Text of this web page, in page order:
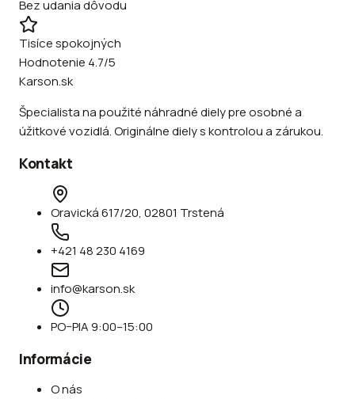
Bez udania dôvodu
Tisíce spokojných
Hodnotenie 4.7/5
Karson.sk
Špecialista na použité náhradné diely pre osobné a
úžitkové vozidlá. Originálne diely s kontrolou a zárukou.
Kontakt
Oravická 617/20, 02801 Trstená
+421 48 230 4169
info@karson.sk
PO–PIA 9:00–15:00
Informácie
O nás